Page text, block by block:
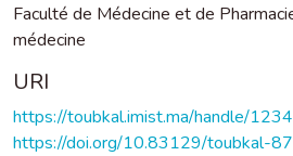
Faculté de Médecine et de
médecine
URI
https://toubkal.imist.ma/handle/
https://doi.org/10.83129/toubkal-